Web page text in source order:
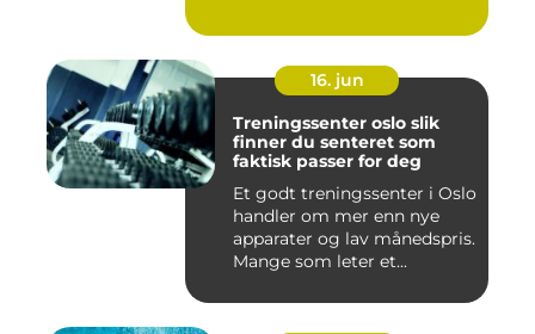
16. jun
Treningssenter oslo slik
finner du senteret som
faktisk passer for deg
Et godt treningssenter i Oslo
handler om mer enn nye
apparater og lav månedspris.
Mange som leter et...